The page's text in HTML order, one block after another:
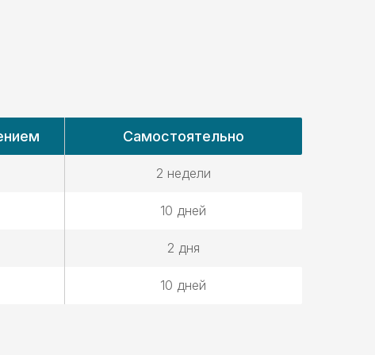
Самостоятельно
2 недели
10 дней
2 дня
10 дней